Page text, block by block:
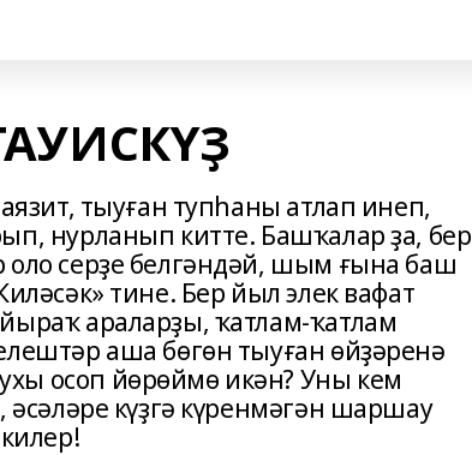
тыуған тупһаны атлап инеп,
нурланып китте. Башҡалар ҙа, бер
серҙе белгәндәй, шым ғына баш
тине. Бер йыл элек вафат
араларҙы, ҡатлам-ҡатлам
аша бөгөн тыуған өйҙәренә
осоп йөрөймө икән? Уны кем
әсәләре күҙгә күренмәгән шаршау